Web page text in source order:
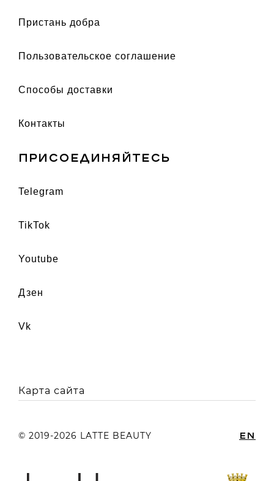
Пристань добра
Пользовательское соглашение
Способы доставки
Контакты
ПРИСОЕДИНЯЙТЕСЬ
telegram
TikTok
youtube
дзен
vk
Карта сайта
© 2019-2026 LATTE BEAUTY EN